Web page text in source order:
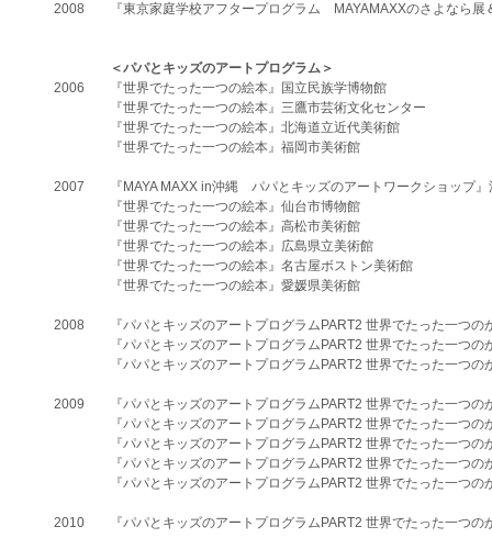
​2008
​2006
​2007
​2008
​2009
2010
『東京家庭学校アフタープログラム MAYAMAXXのさよなら
＜パパとキッズのアートプログラム＞
『世界でたった一つの絵本』国立民族学博物館
『世界でたった一つの絵本』三鷹市芸術文化センター
『世界でたった一つの絵本』北海道立近代美術館
『世界でたった一つの絵本』福岡市美術館
『MAYA MAXX in沖縄 パパとキッズのアートワークショップ
『世界でたった一つの絵本』仙台市博物館
『世界でたった一つの絵本』高松市美術館
『世界でたった一つの絵本』広島県立美術館
『世界でたった一つの絵本』名古屋ボストン美術館
『世界でたった一つの絵本』愛媛県美術館
『パパとキッズのアートプログラムPART2 世界でたった一つ
『パパとキッズのアートプログラムPART2 世界でたった一つ
『パパとキッズのアートプログラムPART2 世界でたった一つ
『パパとキッズのアートプログラムPART2 世界でたった一つ
『パパとキッズのアートプログラムPART2 世界でたった一つ
『パパとキッズのアートプログラムPART2 世界でたった一つ
『パパとキッズのアートプログラムPART2 世界でたった一つ
『パパとキッズのアートプログラムPART2 世界でたった一つ
『パパとキッズのアートプログラムPART2 世界でたった一つ